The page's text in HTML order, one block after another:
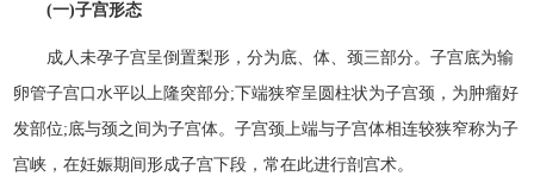
(一)子宫形态
成人未孕子宫呈倒置梨形，分为底、体、颈三部分。子宫底为输
卵管子宫口水平以上隆突部分;下端狭窄呈圆柱状为子宫颈，为肿瘤好
发部位;底与颈之间为子宫体。子宫颈上端与子宫体相连较狭窄称为子
宫峡，在妊娠期间形成子宫下段，常在此进行剖宫术。